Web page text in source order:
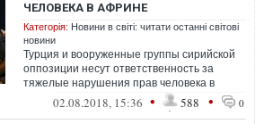
ЧЕЛОВЕКА В АФРИНЕ
Категорія: Новини в світі: читати останні світові
новини
Турция и вооруженные группы сирийской
оппозиции несут ответственность за
тяжелые нарушения прав человека в
сирийском городе Африн, говорится
02.08.2018, 15:36 • 588 • 0